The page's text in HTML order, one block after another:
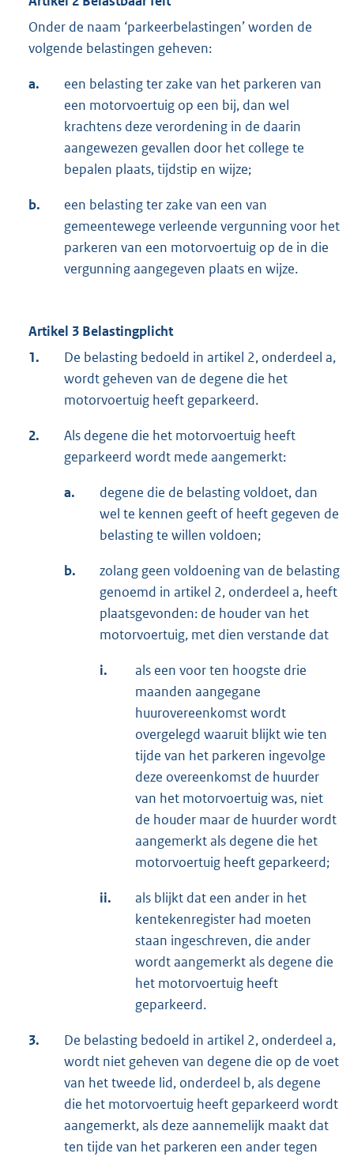
Onder de naam ‘parkeerbelastingen’ worden de
volgende belastingen geheven:
a.
een belasting ter zake van het parkeren van
een motorvoertuig op een bij, dan wel
krachtens deze verordening in de daarin
aangewezen gevallen door het college te
bepalen plaats, tijdstip en wijze;
b.
een belasting ter zake van een van
gemeentewege verleende vergunning voor het
parkeren van een motorvoertuig op de in die
vergunning aangegeven plaats en wijze.
Artikel 3 Belastingplicht
1.
De belasting bedoeld in artikel 2, onderdeel a,
wordt geheven van de degene die het
motorvoertuig heeft geparkeerd.
2.
Als degene die het motorvoertuig heeft
geparkeerd wordt mede aangemerkt:
a.
degene die de belasting voldoet, dan
wel te kennen geeft of heeft gegeven de
belasting te willen voldoen;
b.
zolang geen voldoening van de belasting
genoemd in artikel 2, onderdeel a, heeft
plaatsgevonden: de houder van het
motorvoertuig, met dien verstande dat
i.
als een voor ten hoogste drie
maanden aangegane
huurovereenkomst wordt
overgelegd waaruit blijkt wie ten
tijde van het parkeren ingevolge
deze overeenkomst de huurder
van het motorvoertuig was, niet
de houder maar de huurder wordt
aangemerkt als degene die het
motorvoertuig heeft geparkeerd;
ii.
als blijkt dat een ander in het
kentekenregister had moeten
staan ingeschreven, die ander
wordt aangemerkt als degene die
het motorvoertuig heeft
geparkeerd.
3.
De belasting bedoeld in artikel 2, onderdeel a,
wordt niet geheven van degene die op de voet
van het tweede lid, onderdeel b, als degene
die het motorvoertuig heeft geparkeerd wordt
aangemerkt, als deze aannemelijk maakt dat
ten tijde van het parkeren een ander tegen